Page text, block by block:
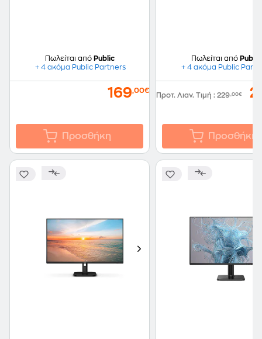
Πωλείται από Public
+ 4 ακόμα Public Partners
169,00€
Προσθήκη
Πωλείται από Public
+ 4 ακόμα Public
Προτ. Λιαν. Τιμή : 229,00€
Προσθήκη